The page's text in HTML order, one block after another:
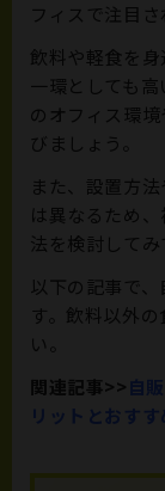
フィスで注目さ
飲料や軽食を
一環としても
のオフィス環
びましょう。
また、設置方
は異なるため
法を検討してみ
以下の記事で
す。飲料以外
い。
関連記事>> 自
リットとおす